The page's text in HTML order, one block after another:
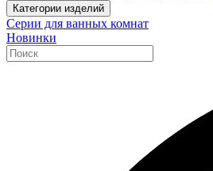
Категории изделий
Серии для ванных комнат
Новинки